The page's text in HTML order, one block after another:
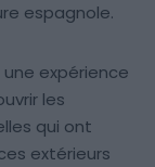
espagnole.
expérience
les
qui ont
extérieurs